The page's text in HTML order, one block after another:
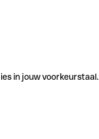
in jouw voorkeurstaal.